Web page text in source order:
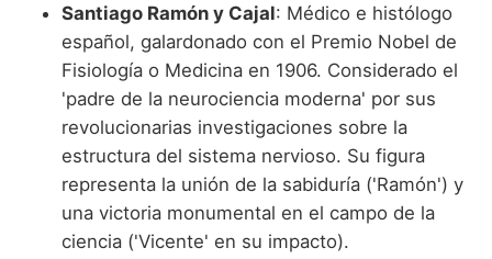
Santiago Ramón y Cajal: Médico e histólogo
español, galardonado con el Premio Nobel de
Fisiología o Medicina en 1906. Considerado el
'padre de la neurociencia moderna' por sus
revolucionarias investigaciones sobre la
estructura del sistema nervioso. Su figura
representa la unión de la sabiduría ('Ramón') y
una victoria monumental en el campo de la
ciencia ('Vicente' en su impacto).